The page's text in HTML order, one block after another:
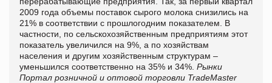
2009 года объемы поставок сырого молока снизились на
21% в соответствии с прошлогодним показателем. В
частности, по сельскохозяйственным предприятиям этот
показатель увеличился на 9%, а по хозяйствам
населения и другим хозяйственным структурам –
уменьшился соответственно на 35% и 34%. Рынки
Портал розничной и оптовой торговли TradeMaster